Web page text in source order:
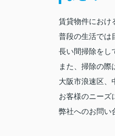
賃貸物件におけ
普段の生活では
長い間掃除をし
また、掃除の
大阪市浪速区、
お客様のニーズ
弊社へのお問い